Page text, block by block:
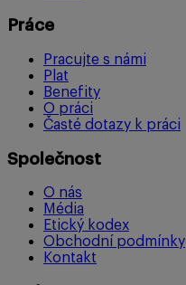
Práce
Pracujte s námi
Plat
Benefity
O práci
Časté dotazy k práci
Společnost
O nás
Média
Etický kodex
Obchodní podmínky
Kontakt